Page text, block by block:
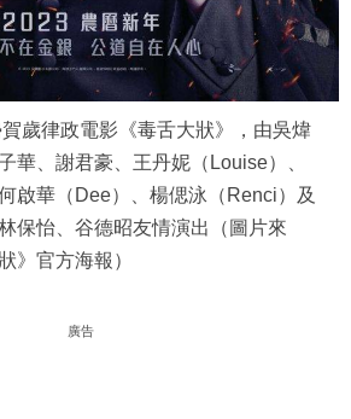
歲律政電影《毒舌大狀》，由吳煒
華、謝君豪、王丹妮（Louise）、
啟華（Dee）、楊偲泳（Renci）及
保怡、谷德昭友情演出（圖片來
》官方海報）
廣告